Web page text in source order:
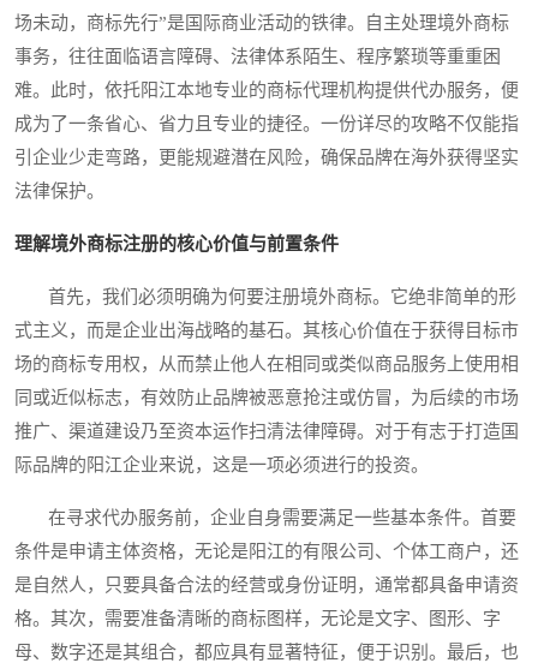
场未动，商标先行”是国际商业活动的铁律。自主处理境外商标
事务，往往面临语言障碍、法律体系陌生、程序繁琐等重重困
难。此时，依托阳江本地专业的商标代理机构提供代办服务，便
成为了一条省心、省力且专业的捷径。一份详尽的攻略不仅能指
引企业少走弯路，更能规避潜在风险，确保品牌在海外获得坚实
法律保护。
理解境外商标注册的核心价值与前置条件
首先，我们必须明确为何要注册境外商标。它绝非简单的形
式主义，而是企业出海战略的基石。其核心价值在于获得目标市
场的商标专用权，从而禁止他人在相同或类似商品服务上使用相
同或近似标志，有效防止品牌被恶意抢注或仿冒，为后续的市场
推广、渠道建设乃至资本运作扫清法律障碍。对于有志于打造国
际品牌的阳江企业来说，这是一项必须进行的投资。
在寻求代办服务前，企业自身需要满足一些基本条件。首要
条件是申请主体资格，无论是阳江的有限公司、个体工商户，还
是自然人，只要具备合法的经营或身份证明，通常都具备申请资
格。其次，需要准备清晰的商标图样，无论是文字、图形、字
母、数字还是其组合，都应具有显著特征，便于识别。最后，也